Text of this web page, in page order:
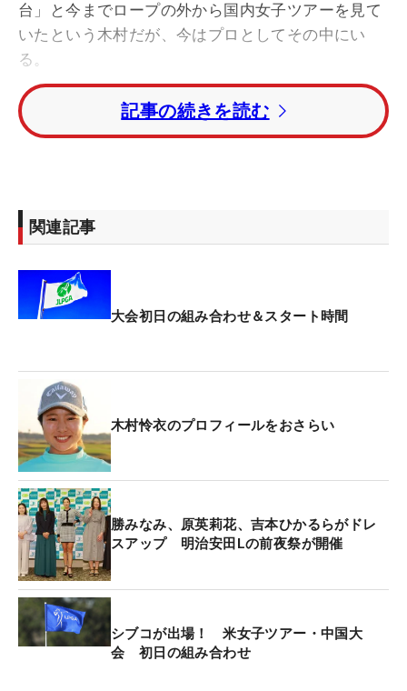
台」と今までロープの外から国内女子ツアーを見て
いたという木村だが、今はプロとしてその中にい
る。
「緊張。緊張しかない」と会場の雰囲気にはまだ慣
けは逃げない」が目標。プロとしての初戦で期待や
不安、様々な気持ちが入り混じる中、「思い切って
てやれば未来がある。次につながるプレーをした
い」と力強い言葉を口にした。
す」とヘッドスピードは大台50m/s到達間近だ。平
均でも46m/sで、飛距離も最大で280ヤードは飛ぶ
という。「コースがちょっと狭いところもある。ド
ライバーを握れるのは何回あるかな」とドッグレッ
グの多い同コースでは少し物足りなさもあるようだ
が、ドライバーを握った際は、その飛距離に注目
だ。
QTランク120位の木村は、下部のステップ・アッ
プ・ツアーが主戦場。「まずはステップで1勝」と
目標に掲げるが、それ以上に「チャレンジの1年。
いろんなことを吸収できる年だと思う。いろんなこ
記事の続きを読む
関連記事
大会初日の組み合わせ＆スタート時間
木村怜衣のプロフィールをおさらい
勝みなみ、原英莉花、吉本ひかるらがドレ
スアップ 明治安田Lの前夜祭が開催
シブコが出場！ 米女子ツアー・中国大
会 初日の組み合わせ